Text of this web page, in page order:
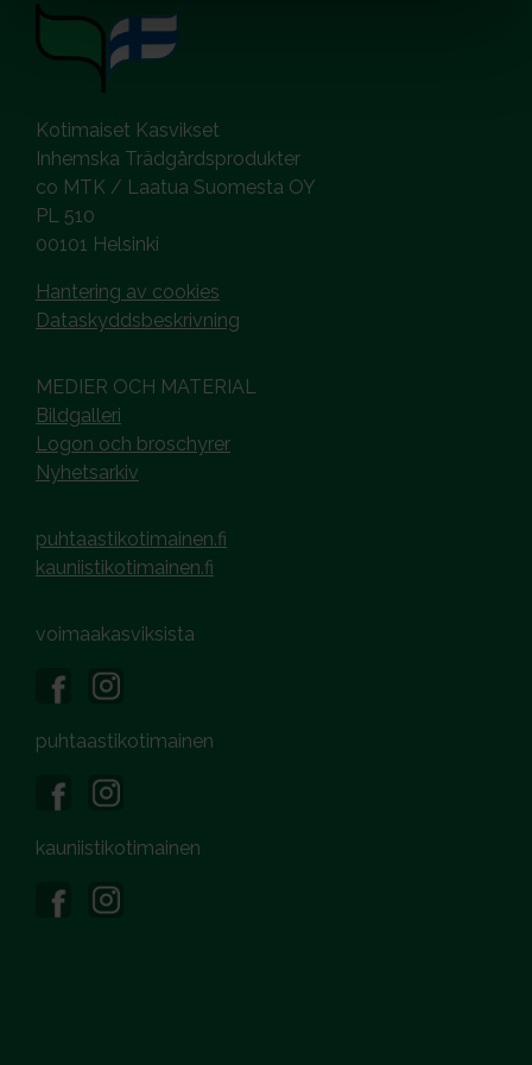
Kotimaiset Kasvikset
Inhemska Trädgårdsprodukter
co MTK / Laatua Suomesta OY
PL 510
00101 Helsinki
Hantering av cookies
Dataskyddsbeskrivning
MEDIER OCH MATERIAL
Bildgalleri
Logon och broschyrer
Nyhetsarkiv
puhtaastikotimainen.fi
kauniistikotimainen.fi
voimaakasviksista
puhtaastikotimainen
kauniistikotimainen